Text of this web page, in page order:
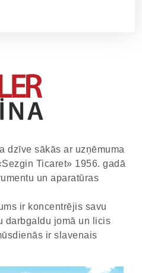
dzīve sākās ar uzņēmuma
Ticaret» 1956. gadā
un aparatūras
ir koncentrējis savu
darbgaldu jomā un licis
ir slavenais